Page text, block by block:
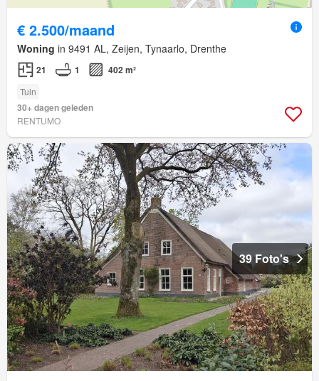
€ 2.500/maand
Woning in 9491 AL, Zeijen, Tynaarlo, Drenthe
21 1 402 m²
Tuin
30+ dagen geleden
RENTUMO
39 Foto's